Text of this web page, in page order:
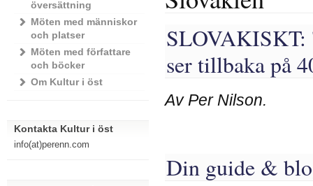
SLOVAKISKT:
ser tillbaka på
Av Per Nilson.
Din guide &
översättning
Möten med människor
och platser
Möten med författare
och böcker
Om Kultur i öst
Kontakta Kultur i öst
info(at)perenn.com